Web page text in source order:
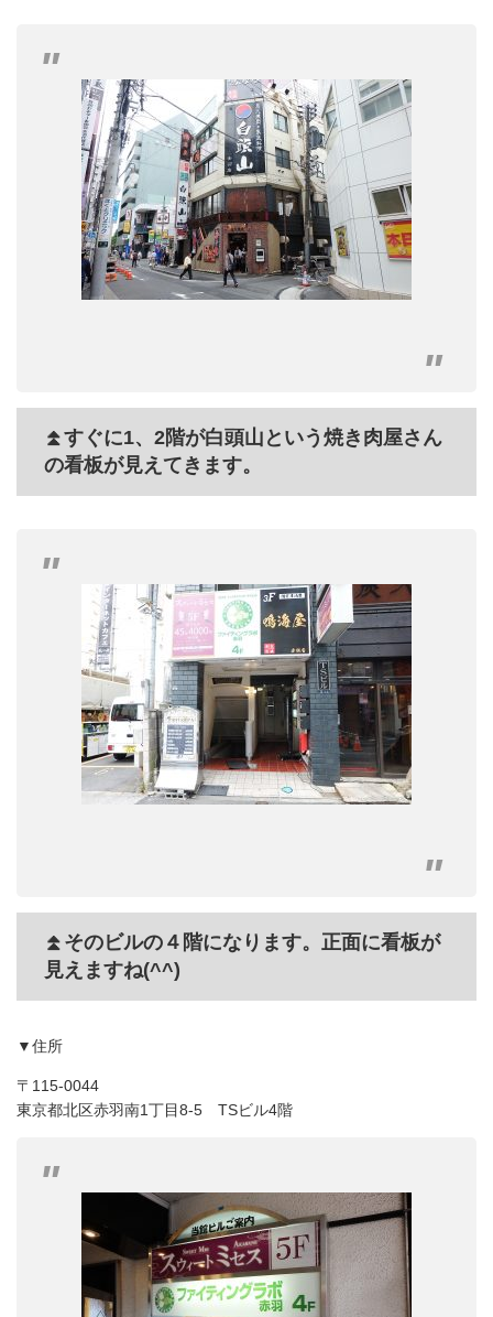
⏫すぐに1、2階が白頭山という焼き肉屋さん
の看板が見えてきます。
⏫そのビルの４階になります。正面に看板が
見えますね(^^)
▼住所
〒115-0044
東京都北区赤羽南1丁目8-5 TSビル4階